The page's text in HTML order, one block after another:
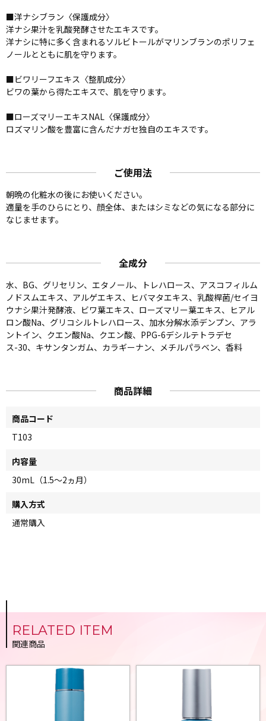
■洋ナシブラン〈保護成分〉
洋ナシ果汁を乳酸発酵させたエキスです。
洋ナシに特に多く含まれるソルビトールがマリンブランのポリフェ
ノールとともに肌を守ります。
■ビワリーフエキス〈整肌成分〉
ビワの葉から得たエキスで、肌を守ります。
■ローズマリーエキスNAL〈保護成分〉
ロズマリン酸を豊富に含んだナガセ独自のエキスです。
ご使用法
朝晩の化粧水の後にお使いください。
適量を手のひらにとり、顔全体、またはシミなどの気になる部分に
なじませます。
全成分
水、BG、グリセリン、エタノール、トレハロース、アスコフィルム
ノドスムエキス、アルゲエキス、ヒバマタエキス、乳酸桿菌/セイヨ
ウナシ果汁発酵液、ビワ葉エキス、ローズマリー葉エキス、ヒアル
ロン酸Na、グリコシルトレハロース、加水分解水添デンプン、アラ
ントイン、クエン酸Na、クエン酸、PPG-6デシルテトラデセ
ス-30、キサンタンガム、カラギーナン、メチルパラベン、香料
商品詳細
商品コード
T103
内容量
30mL（1.5～2ヵ月）
購入方式
通常購入
RELATED ITEM
関連商品